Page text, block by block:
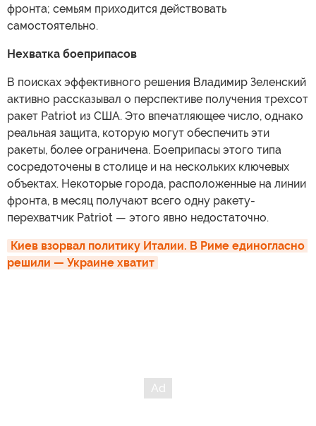
фронта; семьям приходится действовать
самостоятельно.
Нехватка боеприпасов
В поисках эффективного решения Владимир Зеленский
активно рассказывал о перспективе получения трехсот
ракет Patriot из США. Это впечатляющее число, однако
реальная защита, которую могут обеспечить эти
ракеты, более ограничена. Боеприпасы этого типа
сосредоточены в столице и на нескольких ключевых
объектах. Некоторые города, расположенные на линии
фронта, в месяц получают всего одну ракету-
перехватчик Patriot — этого явно недостаточно.
Киев взорвал политику Италии. В Риме единогласно
решили — Украине хватит